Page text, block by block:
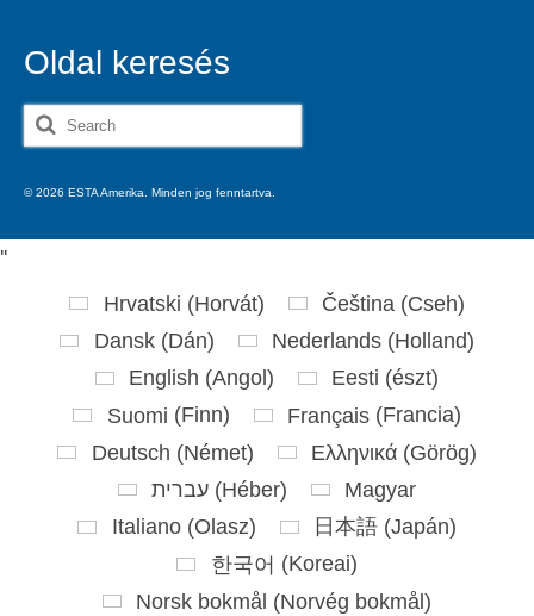
Oldal keresés
Search
for:
© 2026 ESTA Amerika. Minden jog fenntartva.
''
Hrvatski (Horvát) Čeština (Cseh)
Dansk(Dán) Nederlands(Holland)
English (Angol ) Eesti (észt)
Suomi (Finn) Français(Francia)
Deutsch (Német) Ελληνικά(Görög)
עברית (Héber)
Magyar
Italiano(Olasz) 日本語(Japán)
한국어 (Koreai)
Norsk bokmål (Norvég bokmål)